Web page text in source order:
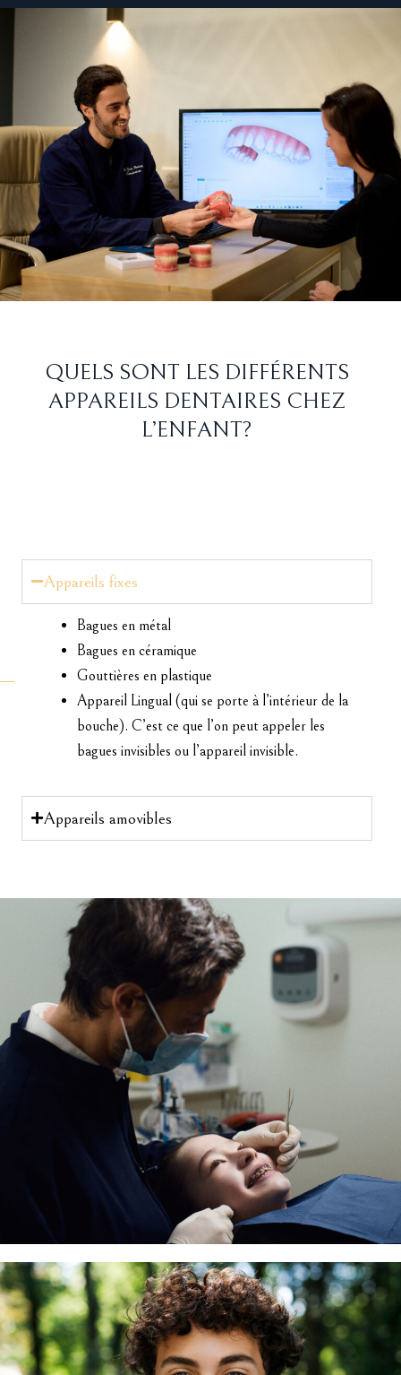
QUELS SONT LES DIFFÉRENTS
APPAREILS DENTAIRES CHEZ
L’ENFANT?
Appareils fixes
Bagues en métal
Bagues en céramique
Gouttières en plastique
Appareil Lingual (qui se porte à l’intérieur de la
bouche). C’est ce que l’on peut appeler les
bagues invisibles ou l’appareil invisible.
Appareils amovibles